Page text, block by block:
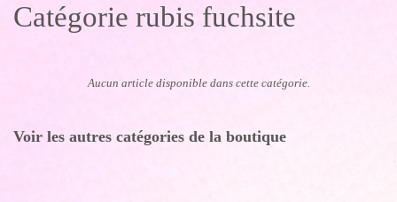
Catégorie rubis fuchsite
Aucun article disponible dans cette catégorie.
Voir les autres catégories de la boutique